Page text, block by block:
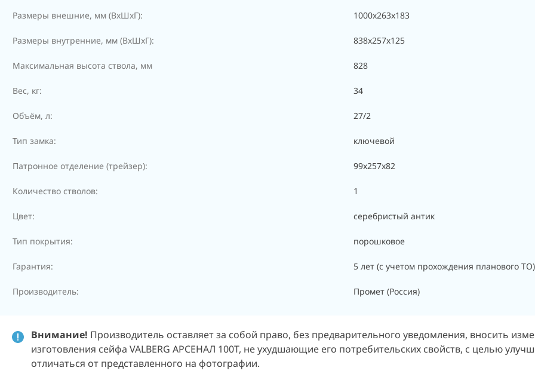
Размеры внешние, мм (ВхШхГ): 1000x263x183
Размеры внутренние, мм (ВхШхГ): 838x257x125
Максимальная высота ствола, мм 828
Вес, кг: 34
Объём, л: 27/2
Тип замка: ключевой
Патронное отделение (трейзер): 99x257x82
Количество стволов: 1
Цвет: серебристый антик
Тип покрытия: порошковое
Гарантия: 5 лет (с учетом прохождения планового ТО)
Производитель: Промет (Россия)
Внимание! Производитель оставляет за собой право, без предварительного уведомления, вносить
изготовления сейфа VALBERG АРСЕНАЛ 100Т, не ухудшающие его потребительских свойств, с целью
отличаться от представленного на фотографии.